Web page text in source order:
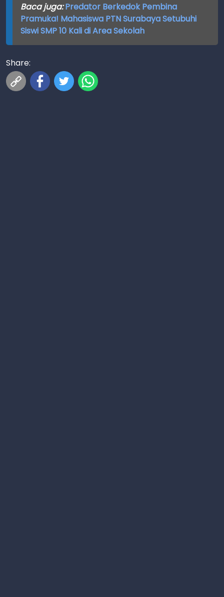
Baca juga:Predator Berkedok Pembina
Pramuka! Mahasiswa PTN Surabaya Setubuhi
Siswi SMP 10 Kali di Area Sekolah
Share: